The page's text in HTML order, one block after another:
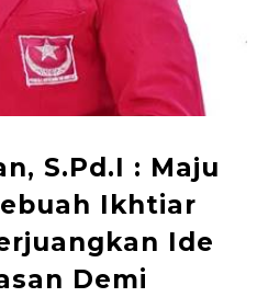
S.Pd.I : Maju
Ikhtiar
Ide
Demi